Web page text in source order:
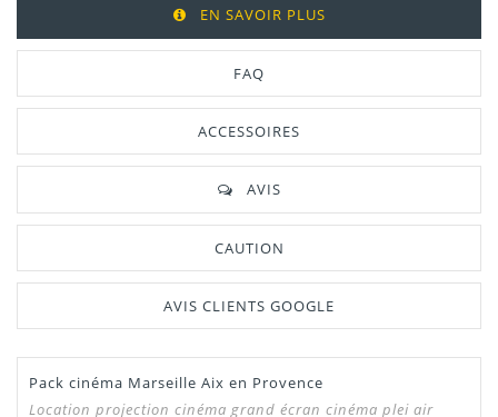
EN SAVOIR PLUS
FAQ
ACCESSOIRES
AVIS
CAUTION
AVIS CLIENTS GOOGLE
Pack cinéma Marseille Aix en Provence
Location projection cinéma grand écran cinéma plei air